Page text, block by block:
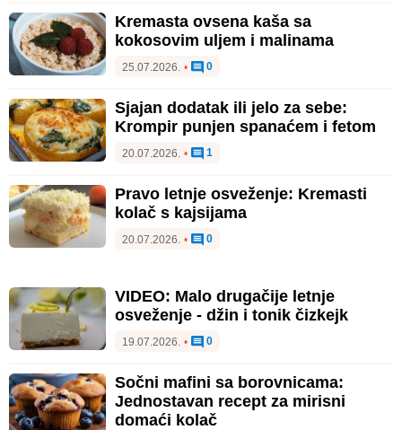
Kremasta ovsena kaša sa
kokosovim uljem i malinama
25.07.2026. • 0
Sjajan dodatak ili jelo za sebe:
Krompir punjen spanaćem i fetom
20.07.2026. • 1
Pravo letnje osveženje: Kremasti
kolač s kajsijama
20.07.2026. • 0
VIDEO: Malo drugačije letnje
osveženje - džin i tonik čizkejk
19.07.2026. • 0
Sočni mafini sa borovnicama:
Jednostavan recept za mirisni
domaći kolač